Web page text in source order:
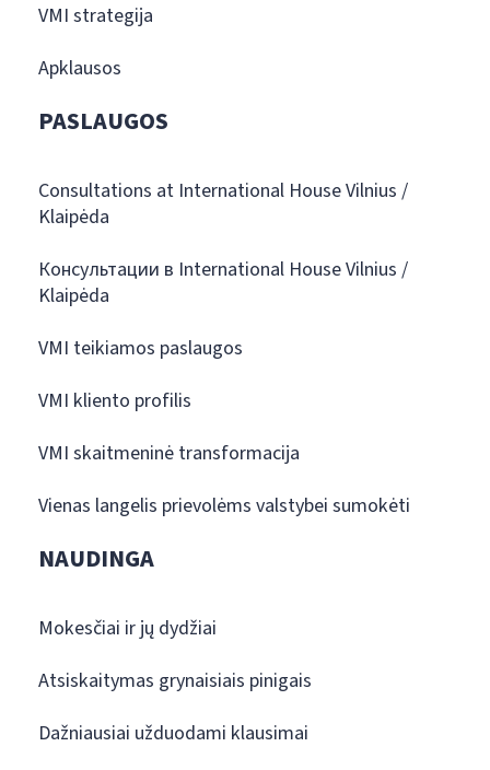
VMI strategija
Apklausos
PASLAUGOS
Consultations at International House Vilnius /
Klaipėda
Консультации в International House Vilnius /
Klaipėda
VMI teikiamos paslaugos
VMI kliento profilis
VMI skaitmeninė transformacija
Vienas langelis prievolėms valstybei sumokėti
NAUDINGA
Mokesčiai ir jų dydžiai
Atsiskaitymas grynaisiais pinigais
Dažniausiai užduodami klausimai